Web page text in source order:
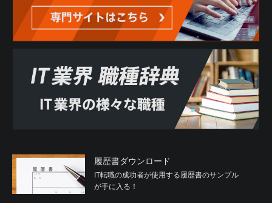
履歴書ダウンロード
IT転職の成功者が使用する履歴書のサンプル
が手に入る！